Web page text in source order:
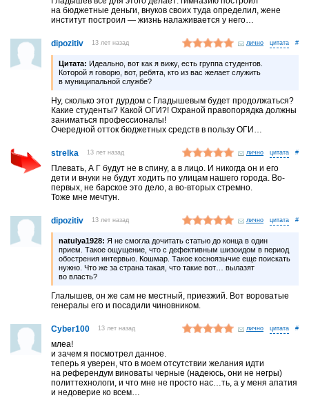
на бюджетные деньги, внуков своих туда определил, жене
институт построил — жизнь налаживается у него…
dipozitiv 13 лет назад лично #
Цитата: Идеально, вот как я вижу, есть группа студентов.
Которой я говорю, вот, ребята, кто из вас желает служить
в муниципальной службе?
Ну, сколько этот дурдом с Гладышевым будет продолжаться?
Какие студенты? Какой ОГИ?! Охраной правопорядка должны
заниматься профессионалы!
Очередной отток бюджетных средств в пользу ОГИ…
strelka 13 лет назад лично #
Плевать, А Г будут не в спину, а в лицо. И никогда он и его
дети и внуки не будут ходить по улицам нашего города. Во-
первых, не барское это дело, а во-вторых стремно.
Тоже мне мечтун.
dipozitiv 13 лет назад лично #
natulya1928: Я не смогла дочитать статью до конца в один
прием. Такое ощущение, что с дефективным шизоидом в период
обострения интервью. Кошмар. Такое косноязычие еще поискать
нужно. Что же за страна такая, что такие вот… вылазят
во власть?
Глалышев, он же сам не местный, приезжий. Вот вороватые
генералы его и посадили чиновником.
Cyber100 13 лет назад лично #
млеа!
и зачем я посмотрел данное.
теперь я уверен, что в моем отсутствии желания идти
на референдум виноваты черные (надеюсь, они не негры)
политтехнологи, и что мне не просто нас…ть, а у меня апатия
и недоверие ко всем…